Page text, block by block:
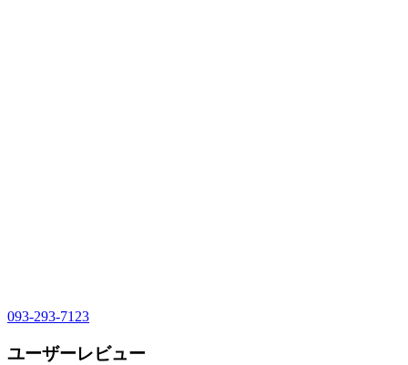
093-293-7123
ユーザーレビュー